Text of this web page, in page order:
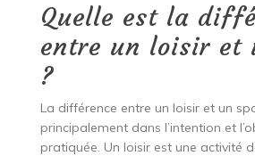
Quelle est la
entre un loisir et
?
La différence entre un loisir et un
principalement dans l’intention et
pratiquée. Un loisir est une activité